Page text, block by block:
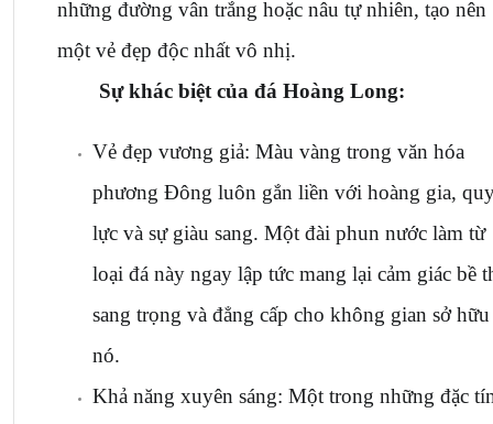
những đường vân trắng hoặc nâu tự nhiên, tạo nên
một vẻ đẹp độc nhất vô nhị.
Sự khác biệt của đá Hoàng Long:
Vẻ đẹp vương giả: Màu vàng trong văn hóa
phương Đông luôn gắn liền với hoàng gia,
lực và sự giàu sang. Một đài phun nước làm từ
loại đá này ngay lập tức mang lại cảm giác bề
sang trọng và đẳng cấp cho không gian sở hữu
nó.
Khả năng xuyên sáng: Một trong những đặc